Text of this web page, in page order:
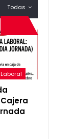
Todas